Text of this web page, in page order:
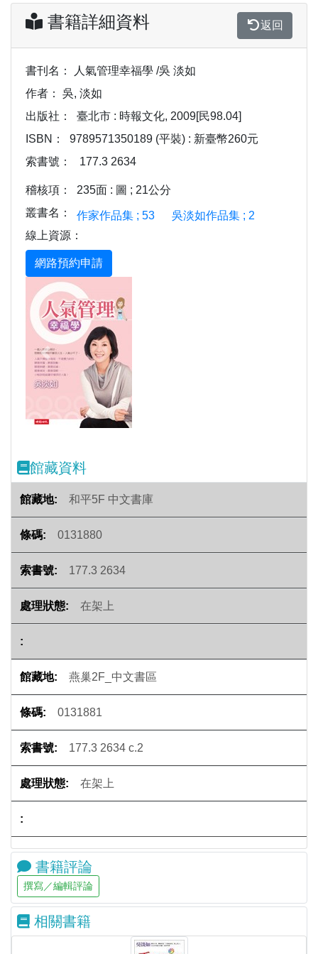
書籍詳細資料 返回
書刊名：
人氣管理幸福學 /吳 淡如
作者：
吳, 淡如
出版社：
臺北市 : 時報文化, 2009[民98.04]
ISBN：
9789571350189 (平裝) : 新臺幣260元
索書號：
177.3 2634
稽核項：
235面 : 圖 ; 21公分
叢書名：
作家作品集 ; 53
吳淡如作品集 ; 2
線上資源：
Previous
館藏資料
和平5F 中文書庫
0131880
177.3 2634
在架上
燕巢2F_中文書區
0131881
177.3 2634 c.2
在架上
書籍評論
相關書籍